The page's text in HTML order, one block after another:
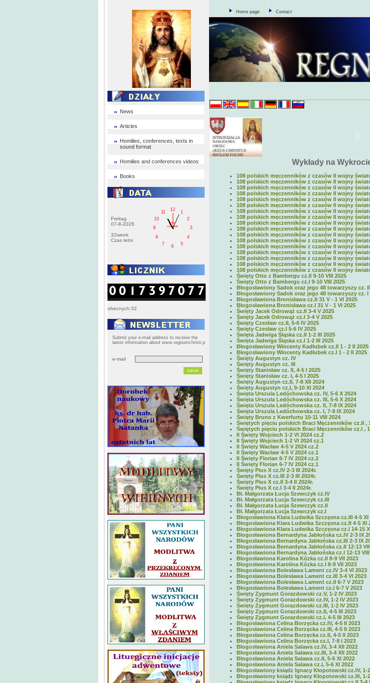
News
Articles
Homilies, conferences, texts in
sound format
Homilies and conferences videos
Books
Freitag
07-8-2026
32week
Czas letni
1
2
3
4
5
6
7
8
9
10
11
12
PM
czwartek
obecnych:32
Submit your e-mail address to receive the
latest information about www.regnumchristi.p
e-mail
Home page Contact
Wykłady na
108 polskich męczenników z czasów II wojny
108 polskich męczenników z czasów II wojny
108 polskich męczenników z czasów II wojny
108 polskich męczenników z czasów II wojny
108 polskich męczenników z czasów II wojny
108 polskich męczenników z czasów II wojny
108 polskich męczenników z czasów II wojny
108 polskich męczenników z czasów II wojny
108 polskich męczenników z czasów II wojny
108 polskich męczenników z czasów II wojny
108 polskich męczenników z czasów II wojny
108 polskich męczenników z czasów II wojny
108 polskich męczenników z czasów II wojny
108 polskich męczenników z czasów II wojny
108 polskich męczenników z czasów II wojny
108 polskich męczenników z czasów II wojny
108 polskich męczenników z czasów II wojny
Święty Otto z Bambergu cz.II 9-10 VIII 2025
Święty Otto z Bambergu cz.I 9-10 VIII 2025
Błogosławiony Sadok oraz jego 48 towarzyszy cz. II
Błogosławiony Sadok oraz jego 48 towarzyszy cz. I
Błogosławiona Bronisława cz.II 31 V - 1 VI 2025
Błogosławiona Bronisława cz.I 31 V - 1 VI 2025
Święty Jacek Odrowąż cz.II 3-4 V 2025
Święty Jacek Odrowąż cz.I 3-4 V 2025
Święty Czesław cz.II, 5-6 IV 2025
Święty Czesław cz.I 5-6 IV 2025
Święta Jadwiga Śląska cz.II 1-2 III 2025
Święta Jadwiga Śląska cz.I 1-2 III 2025
Błogosławiony Wincenty Kadłubek cz.II 1 - 2 II 2025
Błogosławiony Wincenty Kadłubek cz.I 1 - 2 II 2025
Święty Augustyn cz. IV
Święty Augustyn cz. III
Święty Stanisław cz. II, 4-5 I 2025
Święty Stanisław cz. I, 4-5 I 2025
Święty Augustyn cz.II, 7-8 XII 2024
Święty Augustyn cz.I, 9-10 XI 2024
Święta Urszula Ledóchowska cz. IV, 5-6 X 2024
Święta Urszula Ledóchowska cz. III, 5-6 X 2024
Święta Urszula Ledóchowska cz. II, 7-8 IX 2024
Święta Urszula Ledóchowska cz. I, 7-8 IX 2024
Święty Bruno z Kwerfurtu 10-11 VIII 2024
Świętych pięciu polskich Braci Męczenników cz.II ,
Świętych pięciu polskich Braci Męczenników cz.I ,
II Święty Wojciech 1-2 VI 2024 cz.2
II Święty Wojciech 1-2 VI 2024 cz.1
II Święty Wacław 4-5 V 2024 cz.2
II Święty Wacław 4-5 V 2024 cz.1
II Święty Florian 6-7 IV 2024 cz.2
II Święty Florian 6-7 IV 2024 cz.1
Święty Pius X cz.IV 2-3 III 2024r.
Święty Pius X cz.III 2-3 III 2024r.
Święty Pius X cz.II 3-4 II 2024r.
Święty Pius X cz.I 3-4 II 2024r.
Bł. Małgorzata Łucja Szewczyk cz.IV
Bł. Małgorzata Łucja Szewczyk cz.III
Bł. Małgorzata Łucja Szewczyk cz.II
Bł. Małgorzata Łucja Szewczyk cz.I
Błogosławiona Klara Ludwika Szczęsna cz.III 4-5 XI
Błogosławiona Klara Ludwika Szczęsna cz.II 4-5 XI
Błogosławiona Klara Ludwika Szczęsna cz.I 14-15
Błogosławiona Bernardyna Jabłońska cz.IV 2-3 IX
Błogosławiona Bernardyna Jabłońska cz.III 2-3 IX
Błogosławiona Bernardyna Jabłońska cz.II 12-13
Błogosławiona Bernardyna Jabłońska cz.I 12-13
Błogosławiona Karolina Kózka cz.II 8-9 VII 2023
Błogosławiona Karolina Kózka cz.I 8-9 VII 2023
Błogosławiona Bolesława Lament cz.IV 3-4 VI 2023
Błogosławiona Bolesława Lament cz.III 3-4 VI 2023
Błogosławiona Bolesława Lament cz.II 6-7 V 2023
Błogosławiona Bolesława Lament cz.I 6-7 V 2023
Święty Zygmunt Gorazdowski cz.V, 1-2 IV 2023
Święty Zygmunt Gorazdowski cz.IV, 1-2 IV 2023
Święty Zygmunt Gorazdowski cz.III, 1-2 IV 2023
Święty Zygmunt Gorazdowski cz.II, 4-5 III 2023
Święty Zygmunt Gorazdowski cz.I, 4-5 III 2023
Błogosławiona Celina Borzęcka cz.IV, 4-5 II 2023
Błogosławiona Celina Borzęcka cz.III, 4-5 II 2023
Błogosławiona Celina Borzęcka cz.II, 4-5 II 2023
Błogosławiona Celina Borzęcka cz.I, 7-8 I 2023
Błogosławiona Aniela Salawa cz.IV, 3-4 XII 2022
Błogosławiona Aniela Salawa cz.III, 3-4 XII 2022
Błogosławiona Aniela Salawa cz.II, 5-6 XI 2022
Błogosławiona Aniela Salawa cz.I, 5-6 XI 2022
Błogosławiony ksiądz Ignacy Kłopotowski cz.IV, 1-
Błogosławiony ksiądz Ignacy Kłopotowski cz.III, 1-